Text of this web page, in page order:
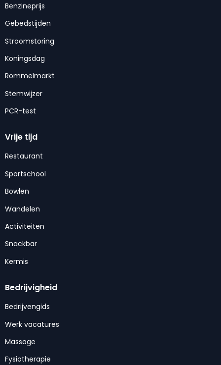
Benzineprijs
Gebedstijden
Stroomstoring
Koningsdag
Rommelmarkt
Stemwijzer
PCR-test
Vrije tijd
Restaurant
Sportschool
Bowlen
Wandelen
Activiteiten
Snackbar
Kermis
Bedrijvigheid
Bedrijvengids
Werk vacatures
Massage
Fysiotherapie